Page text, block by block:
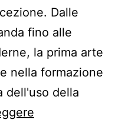
Dalle
fino alle
la prima arte
nella formazione
dell'uso della